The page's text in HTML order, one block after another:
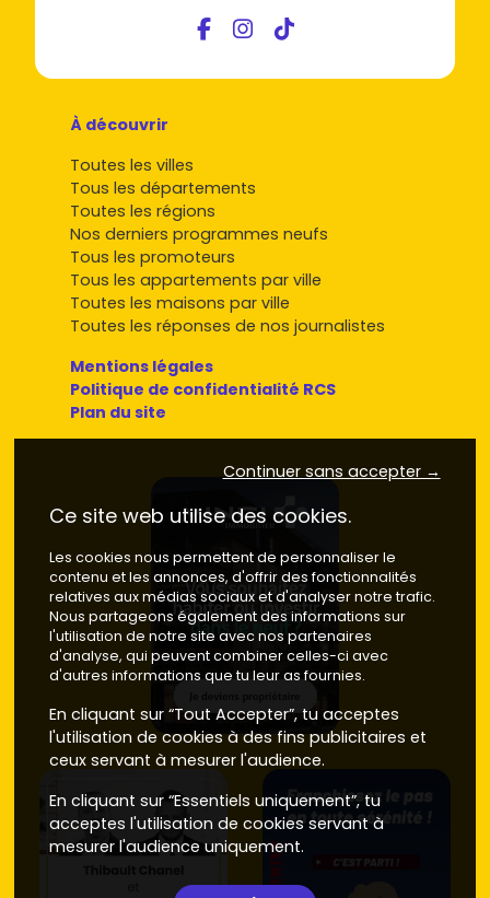
À découvrir
Toutes les villes
Tous les départements
Toutes les régions
Nos derniers programmes neufs
Tous les promoteurs
Tous les appartements par ville
Toutes les maisons par ville
Toutes les réponses de nos journalistes
Mentions légales
Politique de confidentialité RCS
Plan du site
Continuer sans accepter →
Ce site web utilise des cookies.
Les cookies nous permettent de personnaliser le
contenu et les annonces, d'offrir des fonctionnalités
relatives aux médias sociaux et d'analyser notre trafic.
Nous partageons également des informations sur
l'utilisation de notre site avec nos partenaires
d'analyse, qui peuvent combiner celles-ci avec
d'autres informations que tu leur as fournies.
En cliquant sur “Tout Accepter”, tu acceptes
l'utilisation de cookies à des fins publicitaires et
ceux servant à mesurer l'audience.
En cliquant sur “Essentiels uniquement”, tu
acceptes l'utilisation de cookies servant à
mesurer l'audience uniquement.